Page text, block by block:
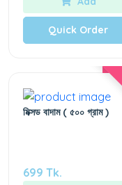
Quick Order
মিক্সড বাদাম ( ৫০০ গ্রাম )
699 Tk.